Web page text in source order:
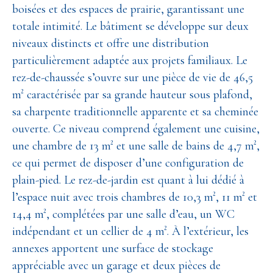
boisées et des espaces de prairie, garantissant une
totale intimité. Le bâtiment se développe sur deux
niveaux distincts et offre une distribution
particulièrement adaptée aux projets familiaux. Le
rez-de-chaussée s’ouvre sur une pièce de vie de 46,5
m² caractérisée par sa grande hauteur sous plafond,
sa charpente traditionnelle apparente et sa cheminée
ouverte. Ce niveau comprend également une cuisine,
une chambre de 13 m² et une salle de bains de 4,7 m²,
ce qui permet de disposer d’une configuration de
plain-pied. Le rez-de-jardin est quant à lui dédié à
l’espace nuit avec trois chambres de 10,3 m², 11 m² et
14,4 m², complétées par une salle d’eau, un WC
indépendant et un cellier de 4 m². À l’extérieur, les
annexes apportent une surface de stockage
appréciable avec un garage et deux pièces de